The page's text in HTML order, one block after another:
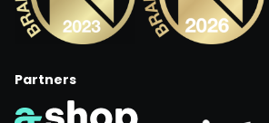
Partners